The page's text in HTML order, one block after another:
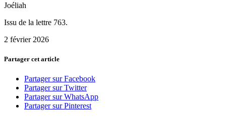
Joéliah
Issu de la lettre 763.
2 février 2026
Partager cet article
Partager sur Facebook
Partager sur Twitter
Partager sur WhatsApp
Partager sur Pinterest